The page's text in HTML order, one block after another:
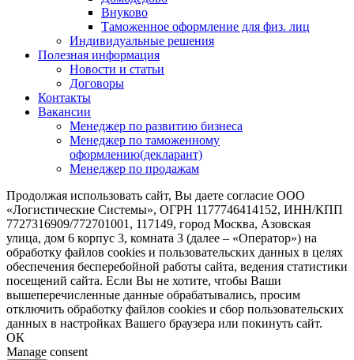
Внуково
Таможенное оформление для физ. лиц
Индивидуальные решения
Полезная информация
Новости и статьи
Договоры
Контакты
Вакансии
Менеджер по развитию бизнеса
Менеджер по таможенному
оформлению(декларант)
Менеджер по продажам
Продолжая использовать сайт, Вы даете согласие ООО
«Логистические Системы», ОГРН 1177746414152, ИНН/КПП
7727316909/772701001, 117149, город Москва, Азовская
улица, дом 6 корпус 3, комната 3 (далее – «Оператор») на
обработку файлов cookies и пользовательских данных в целях
обеспечения бесперебойной работы сайта, ведения статистики
посещений сайта. Если Вы не хотите, чтобы Ваши
вышеперечисленные данные обрабатывались, просим
отключить обработку файлов cookies и сбор пользовательских
данных в настройках Вашего браузера или покинуть сайт.
ОК
Manage consent